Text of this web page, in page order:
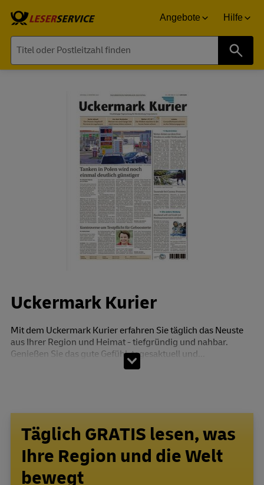
Angebote Hilfe
Uckermark Kurier
Mit dem Uckermark Kurier erfahren Sie täglich das Neuste
aus Ihrer Region und Heimat - tiefgründig und nahbar.
Genießen Sie das gute Gefühl, tagesaktuell und...
Täglich GRATIS lesen, was
Ihre Region und die Welt
bewegt